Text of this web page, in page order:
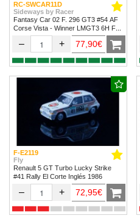
RC-SWCAR11D
Sideways by Racer
Fantasy Car 02 F. 296 GT3 #54 AF
Corse Vista - Winner LMGT3 6H Fuji
– + 77,90€
F-E2119
Fly
Renault 5 GT Turbo Lucky Strike
#41 Rally El Corte Inglés 1986
– + 72,95€